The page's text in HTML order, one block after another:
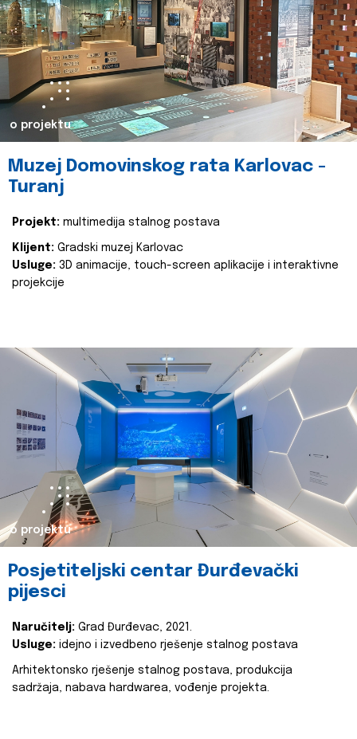
o projektu
Muzej Domovinskog rata Karlovac -
Turanj
Projekt: multimedija stalnog postava
Klijent: Gradski muzej Karlovac
Usluge: 3D animacije, touch-screen aplikacije i interaktivne
projekcije
o projektu
Posjetiteljski centar Đurđevački
pijesci
Naručitelj: Grad Đurđevac, 2021.
Usluge: idejno i izvedbeno rješenje stalnog postava
Arhitektonsko rješenje stalnog postava, produkcija
sadržaja, nabava hardwarea, vođenje projekta.